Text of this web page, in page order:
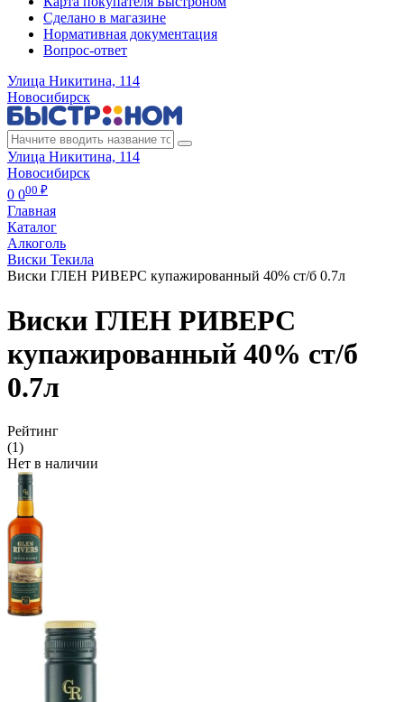
Сделано в магазине
Нормативная документация
Вопрос-ответ
Улица Никитина, 114
Новосибирск
Улица Никитина, 114
Новосибирск
0 000 ₽
Главная
Каталог
Алкоголь
Виски Текила
Виски ГЛЕН РИВЕРС купажированный 40% ст/б 0.7л
Виски ГЛЕН РИВЕРС
купажированный 40% ст/б
0.7л
Рейтинг
(1)
Нет в наличии